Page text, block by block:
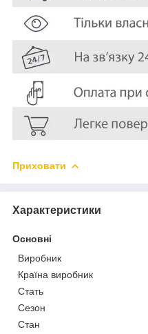
Приховати
Характеристики
Основні
Виробник
Країна виробник
Стать
Сезон
Стан